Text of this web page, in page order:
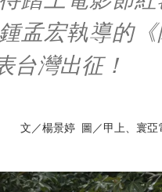
孟宏執導的
台灣出征！
文／楊景婷 圖／甲上、寰亞